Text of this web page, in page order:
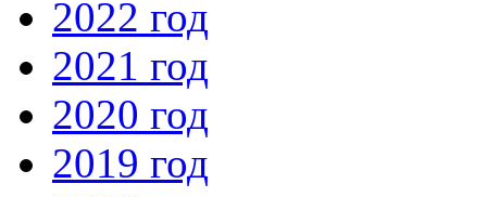
2022 год
2021 год
2020 год
2019 год